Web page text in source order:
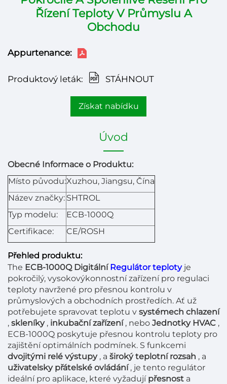
Řízení Teploty V Průmyslu A
Obchodu
Appurtenance:
Produktový leták: STÁHNOUT
Získat nabídku
Úvod
Obecné Informace o Produktu:
Místo původu:Xuzhou, Jiangsu, Čína
Název značky: SHTROL
Typ modelu:
ECB-1000Q
Certifikace:
CE/ROSH
Přehled produktu:
The ECB-1000Q DigitálníRegulátor teploty je
pokročilý, vysokovýkonnostní zařízení pro regulaci
teploty navržené pro přesnou kontrolu v
průmyslových a obchodních prostředích. Ať už
potřebujete spravovat teplotu v systémech chlazení
, skleníky , inkubační zařízení, nebo Jednotky HVAC ,
ECB-1000Q poskytuje přesnou kontrolu teploty pro
zajištění optimálních podmínek. S funkcemi
dvojitými relé výstupy , a široký teplotní rozsah , a
uživatelsky přátelské ovládání, je tento regulátor
ideální pro aplikace, které vyžadují přesnost a